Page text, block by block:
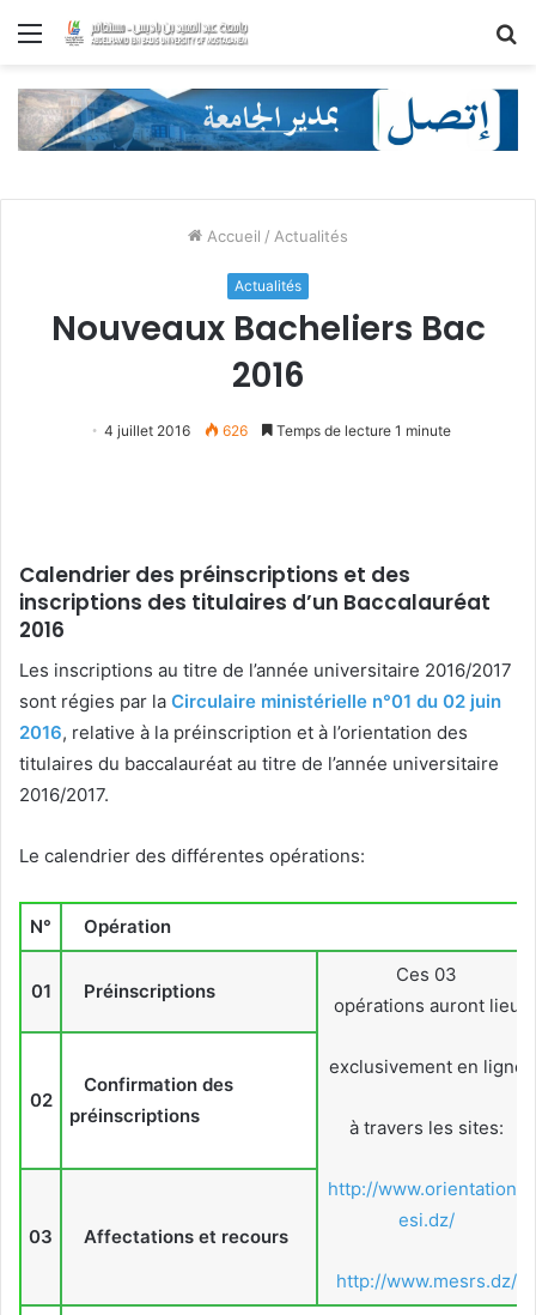
Menu
Accueil / Actualités
Actualités
Nouveaux Bacheliers Bac
2016
4 juillet 2016 626 Temps de lecture 1 minute
Calendrier des préinscriptions et des
inscriptions des titulaires d’un Baccalauréat
2016
Les inscriptions au titre de l’année universitaire 2016/2017
sont régies par la Circulaire ministérielle n°01 du 02 juin
2016, relative à la préinscription et à l’orientation des
titulaires du baccalauréat au titre de l’année universitaire
2016/2017.
Le calendrier des différentes opérations:
N° Opération
01 Préinscriptions
Ces 03
opérations auront lieu
exclusivement en ligne
à travers les sites:
http://www.orientation-
esi.dz/
http://www.mesrs.dz/
02
Confirmation des
préinscriptions
03 Affectations et recours